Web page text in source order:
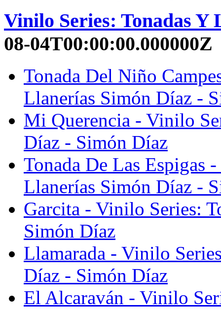
Vinilo Series: Tonadas Y
08-04T00:00:00.000000Z
Tonada Del Niño
Llanerías Simón Díaz -
Mi Querencia - Vinilo
Díaz - Simón Díaz
Tonada De Las Espigas
Llanerías Simón Díaz -
Garcita - Vinilo Series:
Simón Díaz
Llamarada - Vinilo
Díaz - Simón Díaz
El Alcaraván - Vinilo